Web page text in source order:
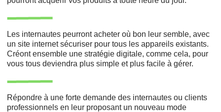
Les internautes peurront acheter où bon leur semble, avec
un site internet sécuriser pour tous les appareils existants.
Créont ensemble une stratégie digitale, comme cela, pour
vous tous deviendra plus simple et plus facile à gérer.
Répondre à une forte demande des internautes ou clients
professionnels en leur proposant un nouveau mode